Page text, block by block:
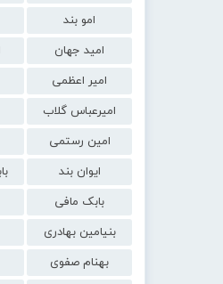
امو بند
امید جهان
امیر اعظمی
امیرعباس گلاب
امین رستمی
ایوان بند
بابک مافی
بنیامین بهادری
بهنام صفوی